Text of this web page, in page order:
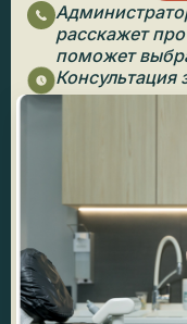
расскажет
поможет
Консультация